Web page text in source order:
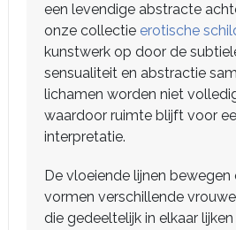
een levendige abstracte
onze collectie erotische
kunstwerk op door de
sensualiteit en abstractie
lichamen worden niet
waardoor ruimte blijft voor
interpretatie.
De vloeiende lijnen
vormen verschillende
die gedeeltelijk in elkaar